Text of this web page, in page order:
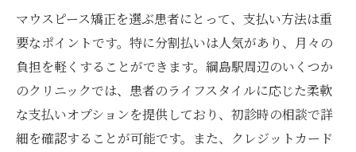
マウスピース矯正を選ぶ患者にとって、支払い方法は重
要なポイントです。特に分割払いは人気があり、月々の
負担を軽くすることができます。綱島駅周辺のいくつか
のクリニックでは、患者のライフスタイルに応じた柔軟
な支払いオプションを提供しており、初診時の相談で詳
細を確認することが可能です。また、クレジットカード